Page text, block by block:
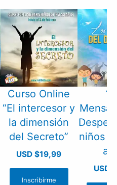
Curso Online
“El intercesor y
la dimensión
del Secreto”
USD $19,99
Inscribirme
niños
USD $